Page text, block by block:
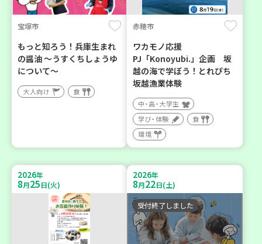
宝塚市
もっと知ろう！兵庫生まれ
の醤油 ～うすくちしょうゆ
について～
大人向け 食
赤穂市
ワカモノ応援
PJ「Konoyubi.」企画 坂
越の海で学ぼう！とれぴち
坂越漁業体験
中・高・大学生
学び・体験
食
環境
2026年
8月25日(火)
2026年
8月22日(土)
受付終了しました